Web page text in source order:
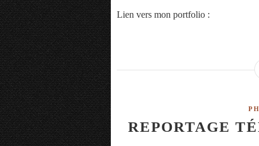
Lien vers mon portfolio :
REPORTAGE